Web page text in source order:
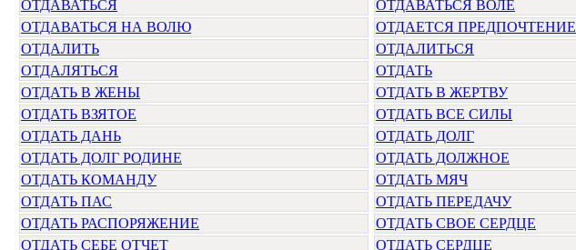
ОТДАВАТЬСЯ
ОТДАВАТЬСЯ ВОЛЕ
ОТДАВАТЬСЯ НА ВОЛЮ
ОТДАЕТСЯ ПРЕДПОЧТЕНИЕ
ОТДАЛИТЬ
ОТДАЛИТЬСЯ
ОТДАЛЯТЬСЯ
ОТДАТЬ
ОТДАТЬ В ЖЕНЫ
ОТДАТЬ В ЖЕРТВУ
ОТДАТЬ ВЗЯТОЕ
ОТДАТЬ ВСЕ СИЛЫ
ОТДАТЬ ДАНЬ
ОТДАТЬ ДОЛГ
ОТДАТЬ ДОЛГ РОДИНЕ
ОТДАТЬ ДОЛЖНОЕ
ОТДАТЬ КОМАНДУ
ОТДАТЬ МЯЧ
ОТДАТЬ ПАС
ОТДАТЬ ПЕРЕДАЧУ
ОТДАТЬ РАСПОРЯЖЕНИЕ
ОТДАТЬ СВОЕ СЕРДЦЕ
ОТДАТЬ СЕБЕ ОТЧЕТ
ОТДАТЬ СЕРДЦЕ